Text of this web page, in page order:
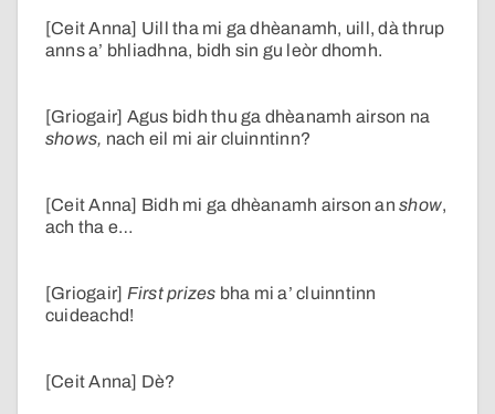
[Ceit Anna] Uill tha mi ga dhèanamh, uill, dà thrup
anns a’ bhliadhna, bidh sin gu leòr dhomh.
[Griogair] Agus bidh thu ga dhèanamh airson na
shows, nach eil mi air cluinntinn?
[Ceit Anna] Bidh mi ga dhèanamh airson anshow,
ach tha e…
[Griogair] First prizes bha mi a’ cluinntinn
cuideachd!
[Ceit Anna] Dè?